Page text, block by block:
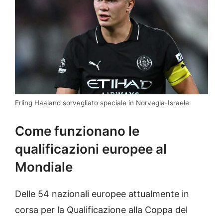
Erling Haaland sorvegliato speciale in Norvegia-Israele
Come funzionano le
qualificazioni europee al
Mondiale
Delle 54 nazionali europee attualmente in
corsa per la Qualificazione alla Coppa del